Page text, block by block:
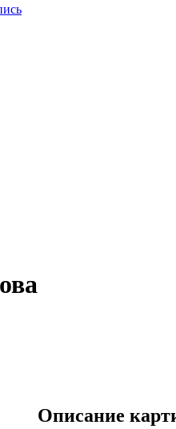
Описание